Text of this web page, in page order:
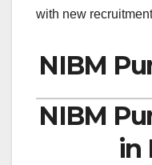
with new
NIBM
NIBM
in